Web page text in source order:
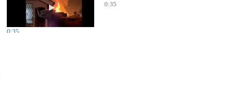
動画を再生 東広島市で住宅火災、４人と連絡取れず
0:35
0:35